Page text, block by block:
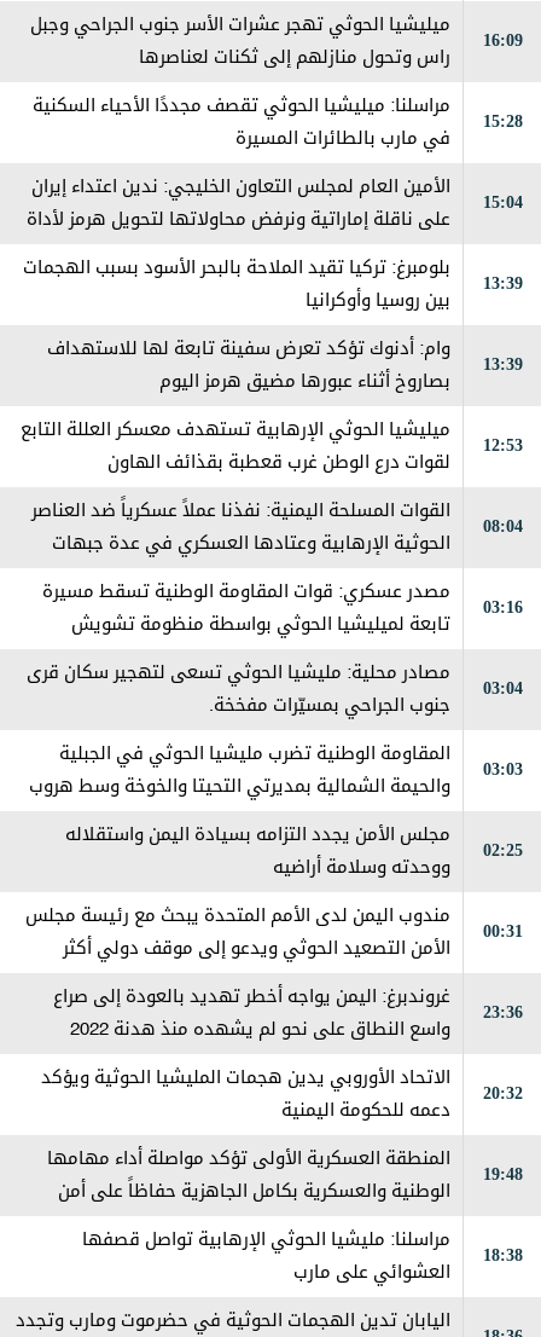
حريق على متنها وتم إخماده
16:09
ميليشيا الحوثي تهجر عشرات الأسر جنوب الجراحي وجبل
راس وتحول منازلهم إلى ثكنات لعناصرها
15:28
مراسلنا: ميليشيا الحوثي تقصف مجددًا الأحياء السكنية
في مارب بالطائرات المسيرة
15:04
الأمين العام لمجلس التعاون الخليجي: ندين اعتداء إيران
على ناقلة إماراتية ونرفض محاولاتها لتحويل هرمز لأداة
13:39
بلومبرغ: تركيا تقيد الملاحة بالبحر الأسود بسبب الهجمات
بين روسيا وأوكرانيا
13:39
وام: أدنوك تؤكد تعرض سفينة تابعة لها للاستهداف
بصاروخ أثناء عبورها مضيق هرمز اليوم
12:53
ميليشيا الحوثي الإرهابية تستهدف معسكر العللة التابع
لقوات درع الوطن غرب قعطبة بقذائف الهاون
08:04
القوات المسلحة اليمنية: نفذنا عملاً عسكرياً ضد العناصر
الحوثية الإرهابية وعتادها العسكري في عدة جبهات
03:16
مصدر عسكري: قوات المقاومة الوطنية تسقط مسيرة
تابعة لميليشيا الحوثي بواسطة منظومة تشويش
03:04
مصادر محلية: مليشيا الحوثي تسعى لتهجير سكان قرى
جنوب الجراحي بمسيّرات مفخخة.
03:03
المقاومة الوطنية تضرب مليشيا الحوثي في الجبلية
والحيمة الشمالية بمديرتي التحيتا والخوخة وسط هروب
02:25
مجلس الأمن يجدد التزامه بسيادة اليمن واستقلاله
ووحدته وسلامة أراضيه
00:31
مندوب اليمن لدى الأمم المتحدة يبحث مع رئيسة مجلس
الأمن التصعيد الحوثي ويدعو إلى موقف دولي أكثر
23:36
غروندبرغ: اليمن يواجه أخطر تهديد بالعودة إلى صراع
واسع النطاق على نحو لم يشهده منذ هدنة 2022
20:32
الاتحاد الأوروبي يدين هجمات المليشيا الحوثية ويؤكد
دعمه للحكومة اليمنية
19:48
المنطقة العسكرية الأولى تؤكد مواصلة أداء مهامها
الوطنية والعسكرية بكامل الجاهزية حفاظاً على أمن
18:38
مراسلنا: مليشيا الحوثي الإرهابية تواصل قصفها
العشوائي على مارب
اليابان تدين الهجمات الحوثية في حضرموت ومارب وتجدد